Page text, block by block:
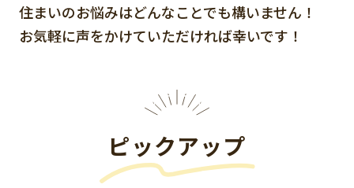
住まいのお悩みはどんなことでも構いません！
お気軽に声をかけていただければ幸いです！
ピックアップ